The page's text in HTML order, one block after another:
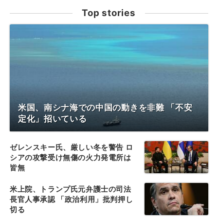
Top stories
米国、南シナ海での中国の動きを非難 「不安
定化」招いている
ゼレンスキー氏、厳しい冬を警告 ロ
シアの攻撃受け無傷の火力発電所は
皆無
米上院、トランプ氏元弁護士の司法
長官人事承認 「政治利用」批判押し
切る